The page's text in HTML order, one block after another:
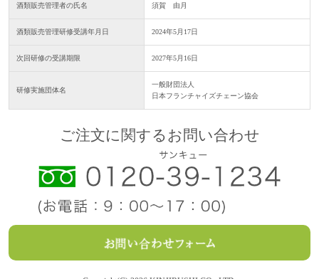
酒類販売管理者の氏名 須賀 由月
酒類販売管理研修受講年月日 2024年5月17日
次回研修の受講期限 2027年5月16日
研修実施団体名
一般財団法人
日本フランチャイズチェーン協会
ご注文に関するお問い合わせ